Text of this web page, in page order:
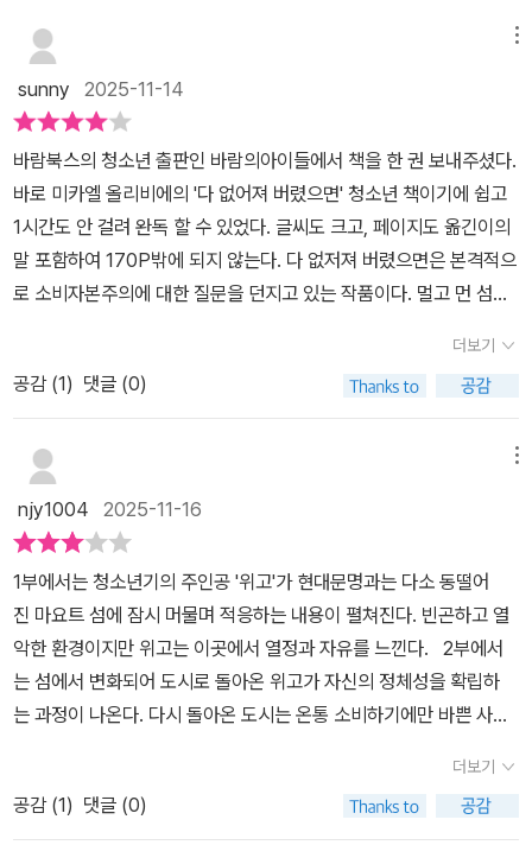
황한다. 위고는 텔레비전 프로그램이나 유행하는 잡지 등에 열광하는
또래 애들을 불편해하고, 세일 기간에 필요하지도 않은 물건들을 사
기 위해 미친 듯이 몰려드는 사람들을 보고 진저리를 친다. 엄마 아빠
와 여동생 리디는 아무 문제 없이 쇼핑과 사교에 열중하는데 그럴수
록 위고는 엇나가기만 한다. 물질만능주의와 소비주의에 넌덜머리를
내면서도 불평불만을 늘어놓고 가족들을 공격하는 것 말고는 방법을
알지 못하던 위고는 어느 날, 대형 광고판에 낙서를 하고 있던 고등학
생 샤를리를 만나 한눈에 반한다. 그리고 샤를리를 통해 반소비주의
서 광고 반대 게릴라 시위를 벌이다 체포되고 만다. 위고가 마요트와
프랑스 양쪽 모두에서 제자리를 찾지 못한 것은 당연하다. 위고가 찾
아야 할 것은 제3의 길이었으므로. 우월감에 사로잡혀 있거나 열등감
에 괴로워하거나, 사거나 사지 않거나, 그 사이에는 무수한 선택지가
놓여 있는 것이다. 그렇다면 이제, 위고는 어떤 태도를 취해야 할 것인
가? “대체 뭐가 되려고 이러냐, 위고?” 아빠의 물음에 오랜 시간 고민
에 빠져 있던 위고는 마침내 대답을 생각해 낸다. “나중에, 나는 자유
로운 사람이 되고 싶다.” 이때 자유란, 무한정 의미를 확장시킬 수 있
는 절대 자유이기도 하지만 한편으로는 모든 상황과 분위기, 유행, 무
언의 압력, 소비주의의 광풍으로부터 자유로울 권리이다. 무엇이든
해도 좋고, 무엇을 해도 이상하지 않을 자유. 어쩌면 ‘사고 싶지 않을
권리’일지도 모른다. 위고가 자기 자신을 둘러싼 세계에 대해, 자기 자
을 따라가다 보면 진짜 어른이 된다는 것이 얼마나 어려운 일인지 깨
닫게 된다. 위고는 자신이 처한 위치를 밖에서 들여다볼 수 있는 기회
를 가졌고, 그 기회를 붙들고 치열하게 고민한 끝에 나름대로 중요한
sunny 2025-11-14
바람북스의 청소년 출판인 바람의아이들에서 책을 한 권 보내주셨다.
바로 미카엘 올리비에의 '다 없어져 버렸으면' 청소년 책이기에 쉽고
1시간도 안 걸려 완독 할 수 있었다. 글씨도 크고, 페이지도 옮긴이의
말 포함하여 170P밖에 되지 않는다. 다 없저져 버렸으면은 본격적으
로 소비자본주의에 대한 질문을 던지고 있는 작품이다. 멀고 먼 섬나
에서는 '소비 문제에 대한 지적'보단 미성년자 성관계와, 미성년자 임
신의 문제가 난 더 크게 와닿았다. 그리고 1. 이 책에서는 그 점을 문제
시 하지 않는다는 점. 2. 남자 아이의 잘못은 이야기 하지 않고 100%
로 보내주었고, 서평을 신청하기도 했지만 아쉬움이 남는 책이다. 다
만, 소비 문제에 대해 아이들과 이야기 나누고 싶은 부모 혹은 교사에
겐 추천한다. (그 전에 성교육 부터..!)
더보기
공감 (1) 댓글 (0)
njy1004 2025-11-16
1부에서는 청소년기의 주인공 '위고'가 현대문명과는 다소 동떨어
진 마요트 섬에 잠시 머물며 적응하는 내용이 펼쳐진다. 빈곤하고 열
악한 환경이지만 위고는 이곳에서 열정과 자유를 느낀다.⠀2부에서
는 섬에서 변화되어 도시로 돌아온 위고가 자신의 정체성을 확립하
는 과정이 나온다. 다시 돌아온 도시는 온통 소비하기에만 바쁜 사람
해 직접 행동한다.⠀⠀🔊 적절히 소비하자..라는 어쩌면 뻔한 잔소
리 같은 이야기를 심심하지 않게 풀어내고 있다.⠀무분별한 소비문제
를 도시와 섬의 생활을 대조적으로 보여주며 물질적 소비의 욕망으로
더보기
공감 (1) 댓글 (0)